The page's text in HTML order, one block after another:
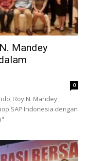
Mandey
0
Roy N. Mandey
SAP Indonesia dengan